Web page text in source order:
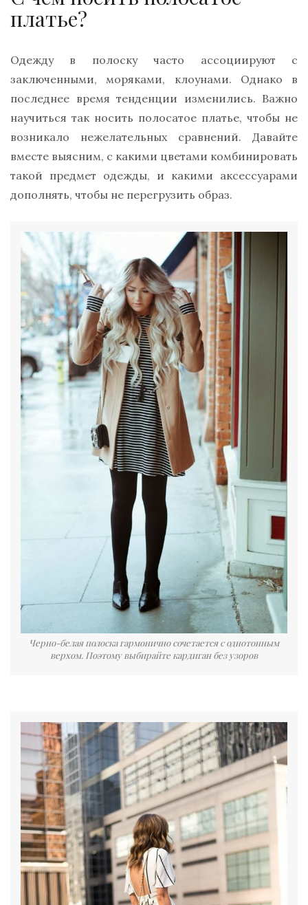
платье?
Одежду в полоску часто ассоциируют с
заключенными, моряками, клоунами. Однако в
последнее время тенденции изменились. Важно
научиться так носить полосатое платье, чтобы не
возникало нежелательных сравнений. Давайте
вместе выясним, с какими цветами комбинировать
такой предмет одежды, и какими аксессуарами
дополнять, чтобы не перегрузить образ.
Черно-белая полоска гармонично сочетается с однотонным
верхом. Поэтому выбирайте кардиган без узоров